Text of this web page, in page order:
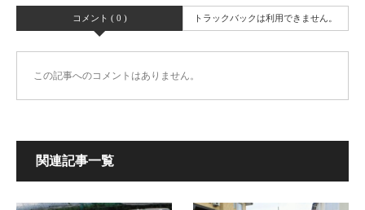
コメント ( 0 ) トラックバックは利用できません。
この記事へのコメントはありません。
関連記事一覧